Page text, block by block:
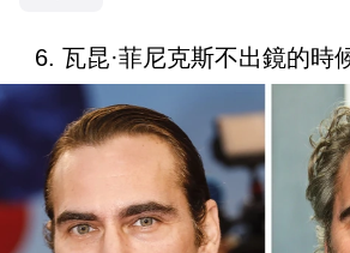
6. 瓦昆·菲尼克斯不出鏡的時